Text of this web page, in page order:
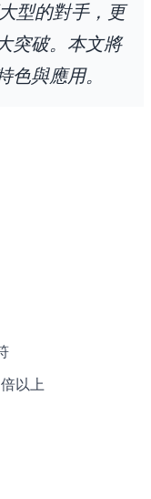
型的對手，更
突破。本文將
色與應用。
以上